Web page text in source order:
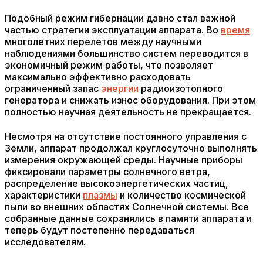
Подобный режим гибернации давно стал важной
частью стратегии эксплуатации аппарата. Во время
многолетних перелетов между научными
наблюдениями большинство систем переводится в
экономичный режим работы, что позволяет
максимально эффективно расходовать
ограниченный запас энергии радиоизотопного
генератора и снижать износ оборудования. При этом
полностью научная деятельность не прекращается.
Несмотря на отсутствие постоянного управления с
Земли, аппарат продолжал круглосуточно выполнять
измерения окружающей среды. Научные приборы
фиксировали параметры солнечного ветра,
распределение высокоэнергетических частиц,
характеристики плазмы и количество космической
пыли во внешних областях Солнечной системы. Все
собранные данные сохранялись в памяти аппарата и
теперь будут постепенно передаваться
исследователям.